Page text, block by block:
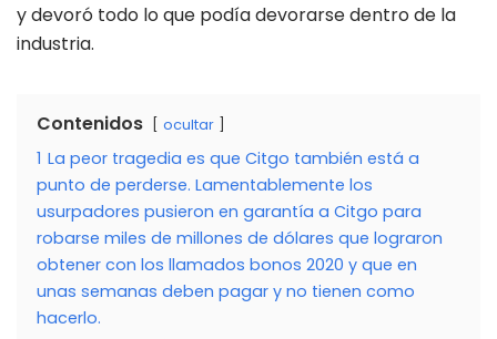
y devoró todo lo que podía devorarse dentro de la
industria.
Contenidos ocultar
1 La peor tragedia es que Citgo también está a
punto de perderse. Lamentablemente los
usurpadores pusieron en garantía a Citgo para
robarse miles de millones de dólares que lograron
obtener con los llamados bonos 2020 y que en
unas semanas deben pagar y no tienen como
hacerlo.